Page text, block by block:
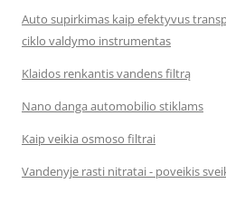
Auto supirkimas kaip efektyvus
ciklo valdymo instrumentas
Klaidos renkantis vandens filtrą
Nano danga automobilio stiklams
Kaip veikia osmoso filtrai
Vandenyje rasti nitratai - poveikis